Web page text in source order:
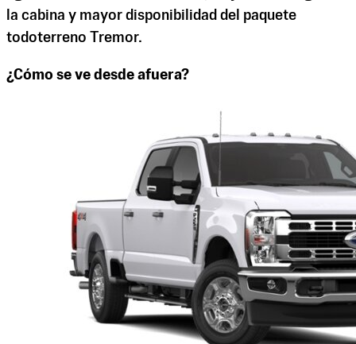
la cabina y mayor disponibilidad del paquete
todoterreno Tremor.
¿Cómo se ve desde afuera?